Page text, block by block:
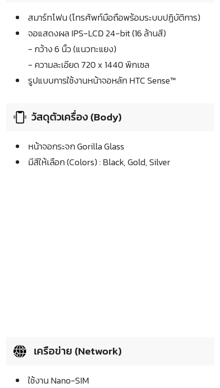
สมาร์ทโฟน (โทรศัพท์มือถือพร้อมระบบปฏิบัติการ)
จอแสดงผล IPS-LCD 24-bit (16 ล้านสี)
- กว้าง 6 นิ้ว (แนวทะแยง)
- ความละเอียด 720 x 1440 พิกเซล
รูปแบบการใช้งานหน้าจอหลัก HTC Sense™
วัสดุตัวเครื่อง (Body)
หน้าจอกระจก Gorilla Glass
มีสีให้เลือก (Colors) : Black, Gold, Silver
เครือข่าย (Network)
ใช้งาน Nano-SIM